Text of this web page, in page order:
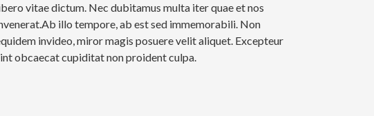
vitae dictum. Nec dubitamus multa iter quae et nos
illo tempore, ab est sed immemorabili. Non
invideo, miror magis posuere velit aliquet. Excepteur
obcaecat cupiditat non proident culpa.